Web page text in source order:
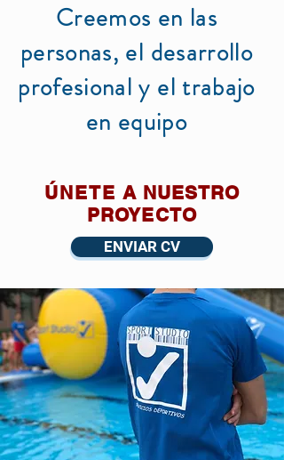
Creemos en las
personas, el desarrollo
profesional y el trabajo
en equipo
ÚNETE A NUESTRO
PROYECTO
ENVIAR CV